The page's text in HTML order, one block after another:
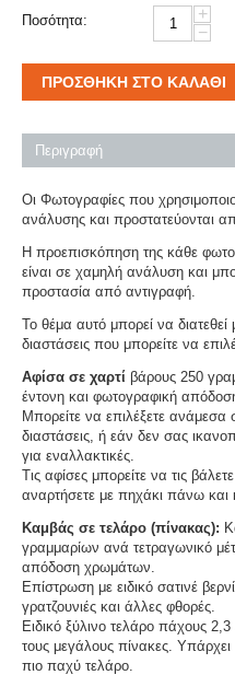
Ποσότητα:
+
−
ΠΡΟΣΘΉΚΗ ΣΤΟ ΚΑΛΆΘΙ
Περιγραφή
Οι Φωτογραφίες που
ανάλυσης και προστατεύονται
Η προεπισκόπηση της κάθε
είναι σε χαμηλή ανάλυση και
προστασία από αντιγραφή.
Το θέμα αυτό μπορεί να
διαστάσεις που μπορείτε να
Αφίσα σε χαρτί βάρους 250
έντονη και φωτογραφική
Μπορείτε να επιλέξετε ανάμεσα
διαστάσεις, ή εάν δεν σας
για εναλλακτικές.
Τις αφίσες μπορείτε να τις
αναρτήσετε με πηχάκι πάνω και
Καμβάς σε τελάρο (πίνακας):
γραμμαρίων ανά τετραγωνικό
απόδοση χρωμάτων.
Επίστρωση με ειδικό σατινέ
γρατζουνιές και άλλες φθορές.
Ειδικό ξύλινο τελάρο πάχους
τους μεγάλους πίνακες.
πιο παχύ τελάρο.